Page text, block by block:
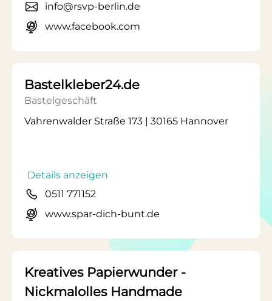
info@rsvp-berlin.de
www.facebook.com
Bastelkleber24.de
Bastelgeschäft
Vahrenwalder Straße 173 | 30165 Hannover
Details anzeigen
0511 771152
www.spar-dich-bunt.de
Kreatives Papierwunder -
Nickmalolles Handmade